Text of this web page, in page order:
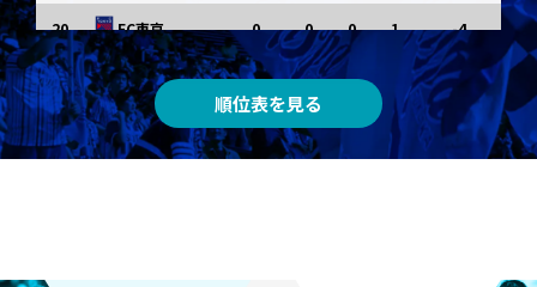
20 FC東京 0 0 0 1 -4
順位表を見る